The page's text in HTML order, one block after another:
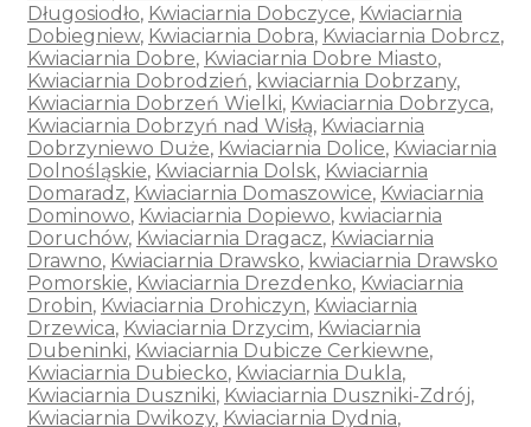
Długosiodło, Kwiaciarnia Dobczyce, Kwiaciarnia
Dobiegniew, Kwiaciarnia Dobra, Kwiaciarnia Dobrcz,
Kwiaciarnia Dobre, Kwiaciarnia Dobre Miasto,
Kwiaciarnia Dobrodzień, kwiaciarnia Dobrzany,
Kwiaciarnia Dobrzeń Wielki, Kwiaciarnia Dobrzyca,
Kwiaciarnia Dobrzyń nad Wisłą, Kwiaciarnia
Dobrzyniewo Duże, Kwiaciarnia Dolice, Kwiaciarnia
Dolnośląskie, Kwiaciarnia Dolsk, Kwiaciarnia
Domaradz, Kwiaciarnia Domaszowice, Kwiaciarnia
Dominowo, Kwiaciarnia Dopiewo, kwiaciarnia
Doruchów, Kwiaciarnia Dragacz, Kwiaciarnia
Drawno, Kwiaciarnia Drawsko, kwiaciarnia Drawsko
Pomorskie, Kwiaciarnia Drezdenko, Kwiaciarnia
Drobin, Kwiaciarnia Drohiczyn, Kwiaciarnia
Drzewica, Kwiaciarnia Drzycim, Kwiaciarnia
Dubeninki, Kwiaciarnia Dubicze Cerkiewne,
Kwiaciarnia Dubiecko, Kwiaciarnia Dukla,
Kwiaciarnia Duszniki, Kwiaciarnia Duszniki-Zdrój,
Kwiaciarnia Dwikozy, Kwiaciarnia Dydnia,